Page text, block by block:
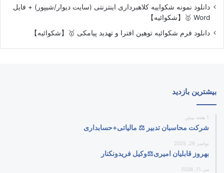
دانلود نمونه شکواییه کلاهبرداری اینترنتی (سایت دیوار/شیپور) + فایل
Word 🥇【شکوائیه】
دانلود فرم شکوائیه توهین افترا و تهدید پیامکی 🥇【شکوائیه】
بیشترین بازدید
1 هفته پیش
شرکت محاسبان تدبیر ⚖️ مالیاتی+حسابداری
نوامبر 26, 2025
بهروز قابلیان امیری⚖️وکیل فریدونکنار
می 11, 2026